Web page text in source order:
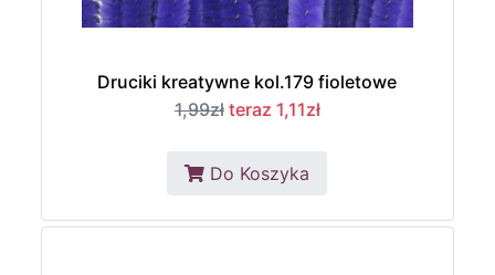
Druciki kreatywne kol.179 fioletowe
1,99zł teraz 1,11zł
Do Koszyka